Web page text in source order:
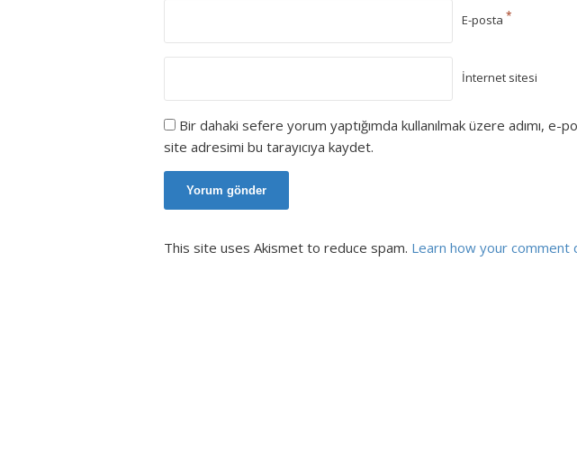
E-posta *
İnternet sitesi
Bir dahaki sefere yorum yaptığımda kullanılmak üzere adımı, e-
site adresimi bu tarayıcıya kaydet.
This site uses Akismet to reduce spam. Learn how your comment